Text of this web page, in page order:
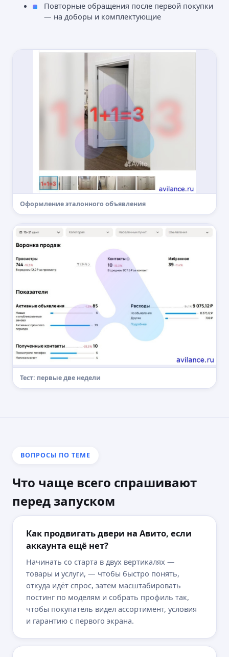
Повторные обращения после первой покупки
— на доборы и комплектующие
Оформление эталонного объявления
Тест: первые две недели
ВОПРОСЫ ПО ТЕМЕ
Что чаще всего спрашивают
перед запуском
Как продвигать двери на Авито, если
аккаунта ещё нет?
Начинать со старта в двух вертикалях —
товары и услуги, — чтобы быстро понять,
откуда идёт спрос, затем масштабировать
постинг по моделям и собрать профиль так,
чтобы покупатель видел ассортимент, условия
и гарантию с первого экрана.
бюджета и